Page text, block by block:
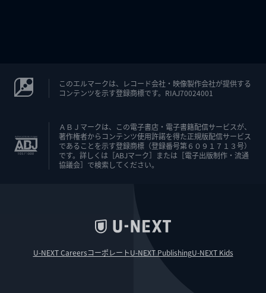
このエルマークは、レコード会社・映像製作会社が提供する
コンテンツを示す登録商標です。RIAJ70024001
ＡＢＪマークは、この電子書店・電子書籍配信サービスが、
著作権者からコンテンツ使用許諾を得た正規版配信サービス
であることを示す登録商標（登録番号第６０９１７１３号）
です。詳しくは［ABJマーク］または［電子出版制作・流通
協議会］で検索してください。
U-NEXT CareersコーポレートU-NEXT PublishingU-NEXT Kids